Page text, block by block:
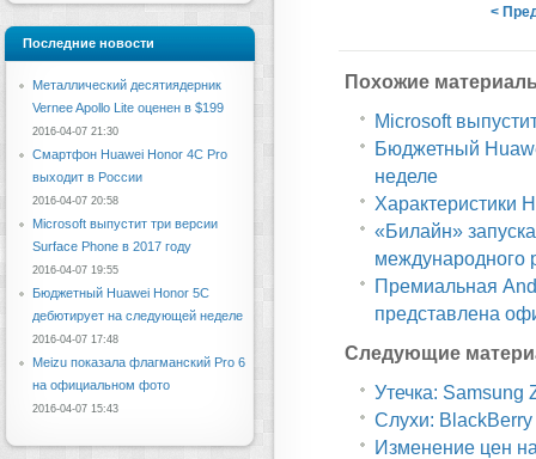
<
Похожие
Microsoft
Бюджетный
неделе
Характеристики
«Билайн»
международного
Премиальная
представлена
Следующие
Утечка:
Слухи:
Изменение цен
Последние новости
Металлический десятиядерник
Vernee Apollo Lite оценен в $199
2016-04-07 21:30
Смартфон Huawei Honor 4C Pro
выходит в России
2016-04-07 20:58
Microsoft выпустит три версии
Surface Phone в 2017 году
2016-04-07 19:55
Бюджетный Huawei Honor 5C
дебютирует на следующей неделе
2016-04-07 17:48
Meizu показала флагманский Pro 6
на официальном фото
2016-04-07 15:43